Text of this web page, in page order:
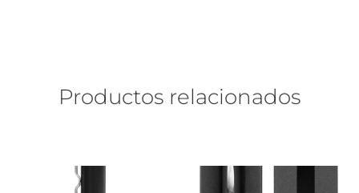
Productos relacionados